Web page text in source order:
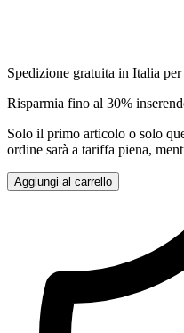
Spedizione gratuita in Italia
Risparmia fino al 30%
Solo il primo articolo o solo
ordine sarà a tariffa piena,
Aggiungi al carrello